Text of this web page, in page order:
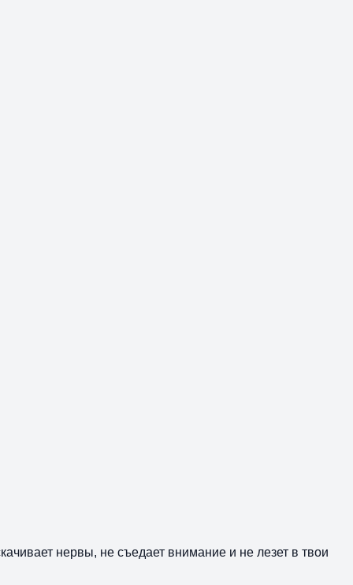
нервы, не съедает внимание и не лезет в твои